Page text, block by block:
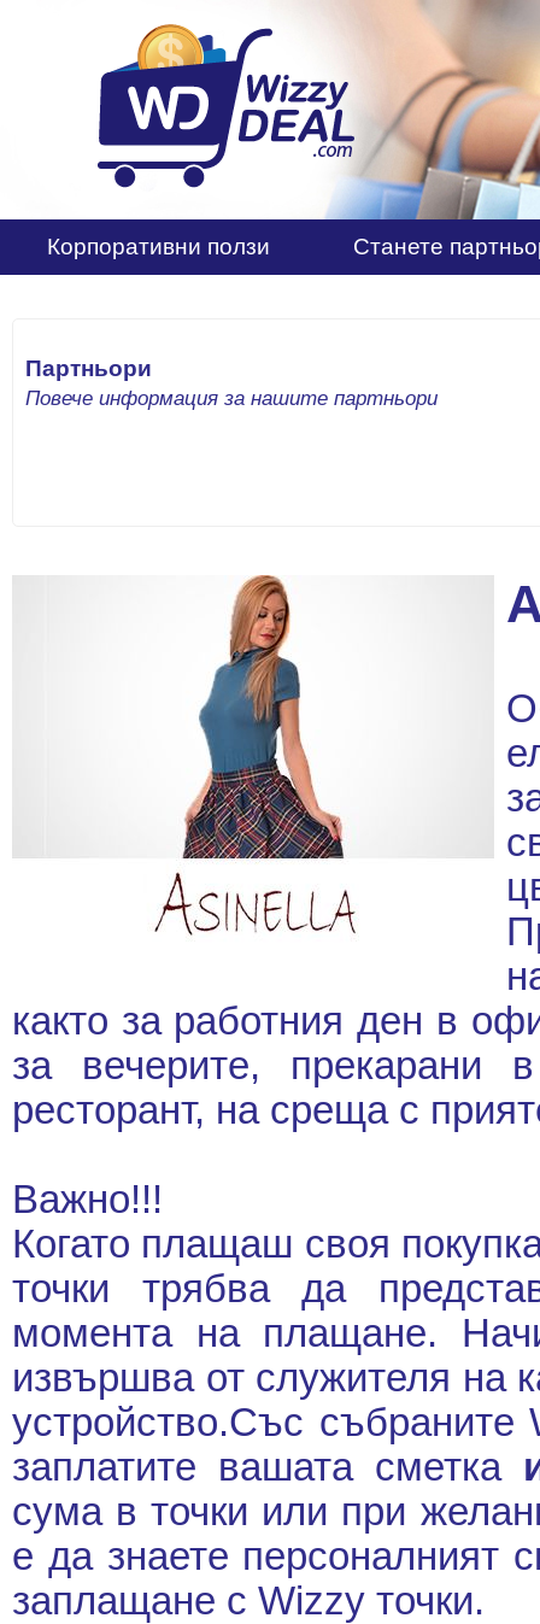
Корпоративни ползи Станете
Партньори
Повече информация за нашите партньори
както за работния ден в
за вечерите, прекарани
ресторант, на среща с
Важно!!!
Когато плащаш своя
точки трябва да
момента на плащане.
извършва от служителя на
устройство.Със
заплатите вашата сметка
сума в точки или при
е да знаете персоналният
заплащане с Wizzy точки.